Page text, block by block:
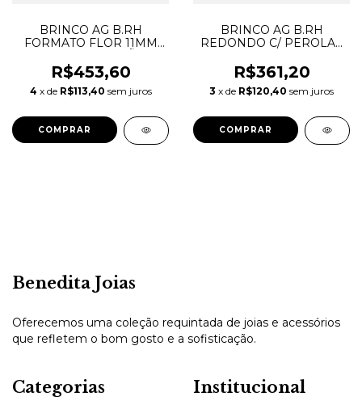
BRINCO AG B.RH
FORMATO FLOR 11MM
DRIBRRH.5211
R$453,60
4 x de R$113,40 sem juros
BRINCO AG B.RH
REDONDO C/ PEROLAS
DRIBRRH.731051
R$361,20
3 x de R$120,40 sem juros
Benedita Joias
Oferecemos uma coleção requintada de joias e acessórios
que refletem o bom gosto e a sofisticação.
Categorias Institucional